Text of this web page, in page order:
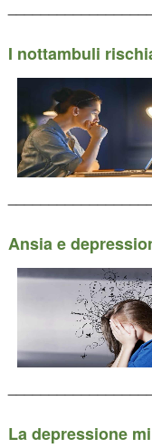
I nottambuli
Ansia e
La depressione